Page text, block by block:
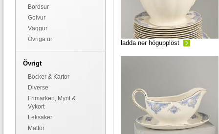
Bordsur
Golvur
Väggur
Övriga ur
Övrigt
Böcker & Kartor
Diverse
Frimärken, Mynt &
Vykort
Leksaker
Mattor
ladda ner högupplöst